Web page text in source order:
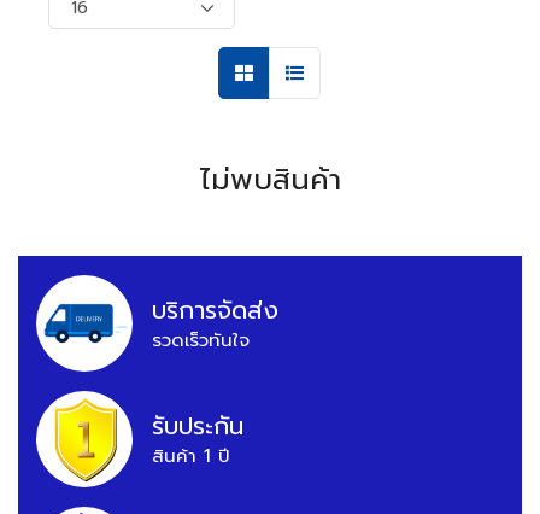
ไม่พบสินค้า
บริการจัดส่ง
รวดเร็วทันใจ
รับประกัน
สินค้า 1 ปี